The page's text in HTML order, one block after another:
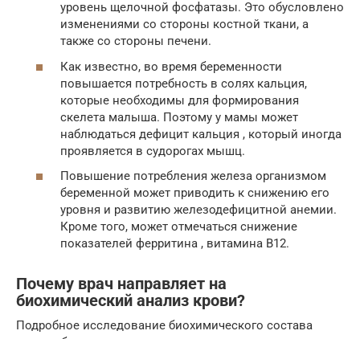
уровень щелочной фосфатазы. Это обусловлено
изменениями со стороны костной ткани, а
также со стороны печени.
Как известно, во время беременности
повышается потребность в солях кальция,
которые необходимы для формирования
скелета малыша. Поэтому у мамы может
наблюдаться дефицит кальция , который иногда
проявляется в судорогах мышц.
Повышение потребления железа организмом
беременной может приводить к снижению его
уровня и развитию железодефицитной анемии.
Кроме того, может отмечаться снижение
показателей ферритина , витамина В12.
Почему врач направляет на
биохимический анализ крови?
Подробное исследование биохимического состава